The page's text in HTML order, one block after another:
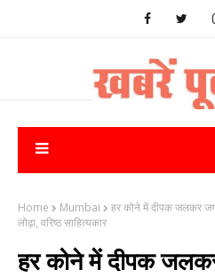
Home Mumbai
हर कोने में दीपक जलकर जग
लोढ़ा, वरिष्ठ साहित्यकार
हर कोने में दीपक